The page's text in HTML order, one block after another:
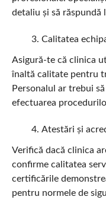
detaliu și să răspundă
Calitatea
Asigură-te că clinica
înaltă calitate pentru
Personalul ar trebui
efectuarea
Atestări și
Verifică dacă clinica
confirme calitatea
certificările
pentru normele de